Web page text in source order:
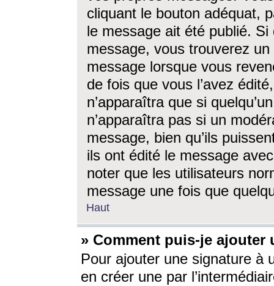
cliquant le bouton adéquat,
le message ait été publié. Si
message, vous trouverez
message lorsque vous
de fois que vous l’avez
n’apparaîtra que si
n’apparaîtra pas si un
message, bien qu’ils
ils ont édité le message
noter que les utilisateurs
message une fois que
Haut
» Comment puis-je ajouter
Pour ajouter une signature à
en créer une par